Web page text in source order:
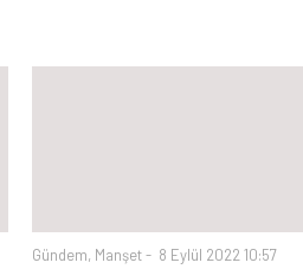
Gündem, Manşet 8 Eylül 2022 10:57